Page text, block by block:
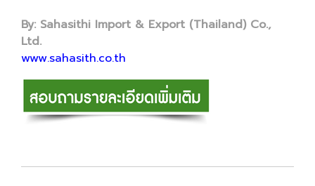
By: Sahasithi Import & Export (Thailand) Co.,
Ltd.
www.sahasith.co.th